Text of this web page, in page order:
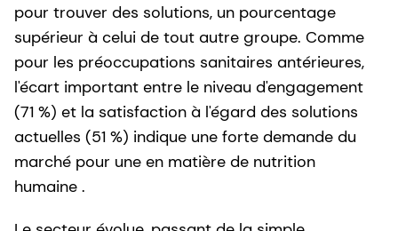
pour trouver des solutions, un pourcentage
supérieur à celui de tout autre groupe. Comme
pour les préoccupations sanitaires antérieures,
l'écart important entre le niveau d'engagement
(71 %) et la satisfaction à l'égard des solutions
actuelles (51 %) indique une forte demande du
marché pour une en matière de nutrition
humaine .